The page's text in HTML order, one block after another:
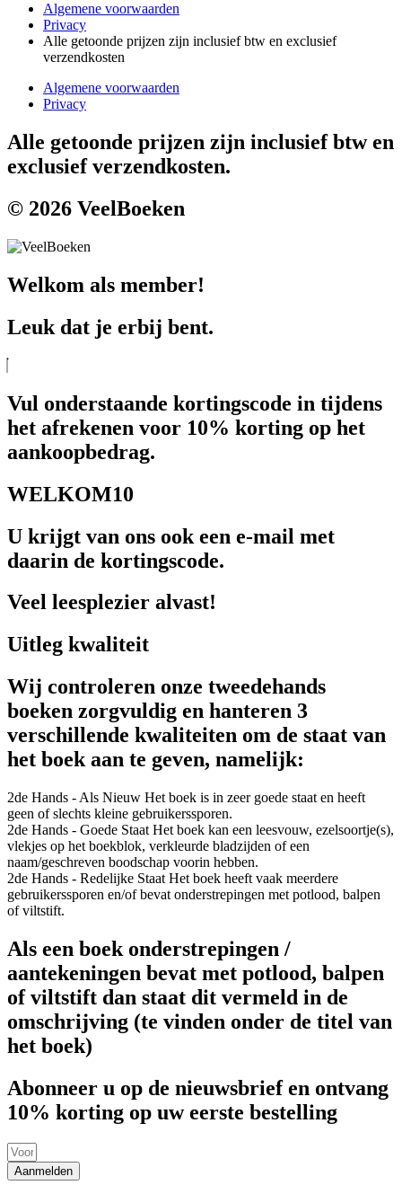
Algemene voorwaarden
Privacy
Alle getoonde prijzen zijn inclusief btw en exclusief
verzendkosten
Algemene voorwaarden
Privacy
Alle getoonde prijzen zijn inclusief btw en
exclusief verzendkosten.
© 2026 VeelBoeken
Welkom als member!
Leuk dat je erbij bent.
Vul onderstaande kortingscode in tijdens
het afrekenen voor 10% korting op het
aankoopbedrag.
WELKOM10
U krijgt van ons ook een e-mail met
daarin de kortingscode.
Veel leesplezier alvast!
Uitleg kwaliteit
Wij controleren onze tweedehands
boeken zorgvuldig en hanteren 3
verschillende kwaliteiten om de staat van
het boek aan te geven, namelijk:
2de Hands - Als Nieuw Het boek is in zeer goede staat en heeft
geen of slechts kleine gebruikerssporen.
2de Hands - Goede Staat Het boek kan een leesvouw, ezelsoortje(s),
vlekjes op het boekblok, verkleurde bladzijden of een
naam/geschreven boodschap voorin hebben.
2de Hands - Redelijke Staat Het boek heeft vaak meerdere
gebruikerssporen en/of bevat onderstrepingen met potlood, balpen
of viltstift.
Als een boek onderstrepingen /
aantekeningen bevat met potlood, balpen
of viltstift dan staat dit vermeld in de
omschrijving (te vinden onder de titel van
het boek)
Abonneer u op de nieuwsbrief en ontvang
10% korting op uw eerste bestelling
Aanmelden